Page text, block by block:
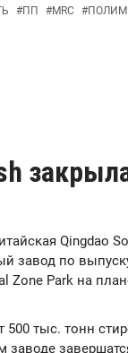
#ПП #MRC #
Qingdao
завод по
Zone Park на
тыс. тонн